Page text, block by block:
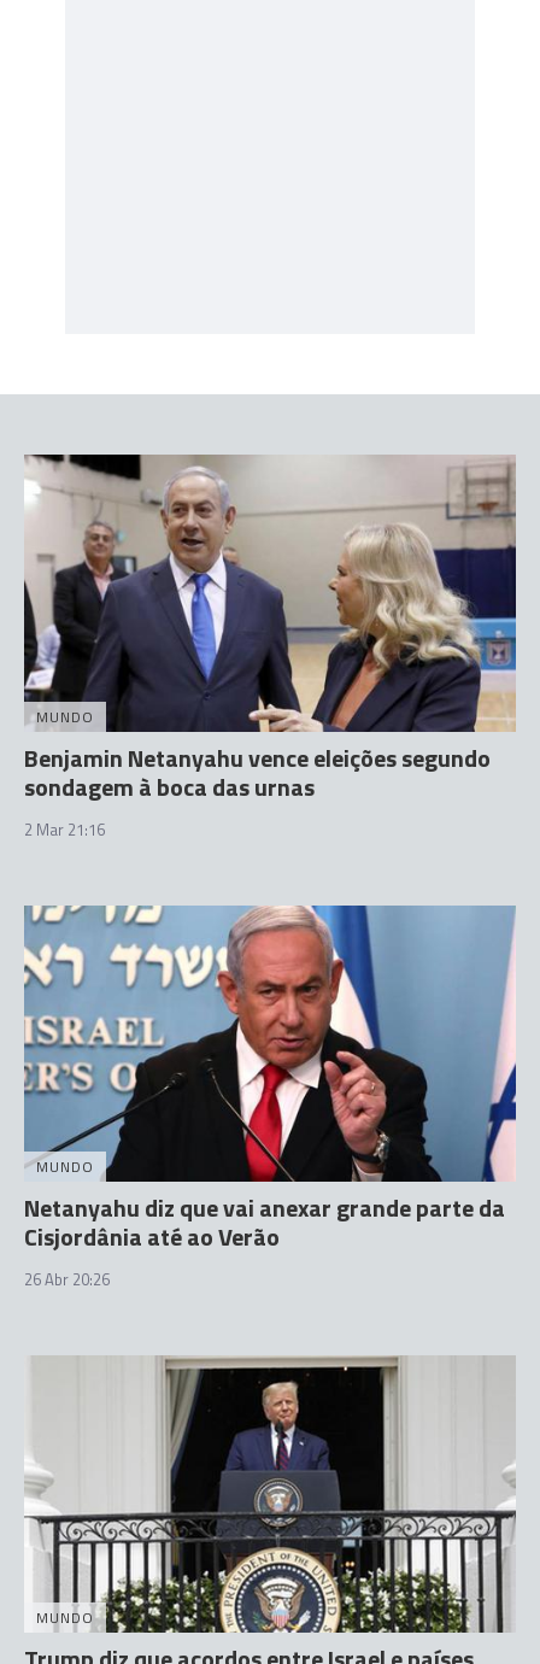
MUNDO
Benjamin Netanyahu vence eleições segundo
sondagem à boca das urnas
2 Mar 21:16
MUNDO
Netanyahu diz que vai anexar grande parte da
Cisjordânia até ao Verão
26 Abr 20:26
MUNDO